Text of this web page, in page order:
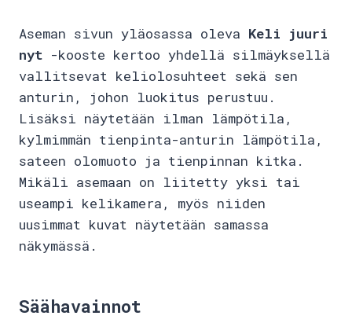
Aseman sivun yläosassa oleva Keli juuri
nyt -kooste kertoo yhdellä silmäyksellä
vallitsevat keliolosuhteet sekä sen
anturin, johon luokitus perustuu.
Lisäksi näytetään ilman lämpötila,
kylmimmän tienpinta-anturin lämpötila,
sateen olomuoto ja tienpinnan kitka.
Mikäli asemaan on liitetty yksi tai
useampi kelikamera, myös niiden
uusimmat kuvat näytetään samassa
näkymässä.
Säähavainnot